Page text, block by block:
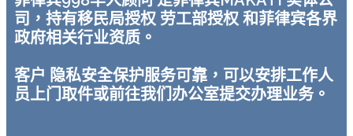
司，持有移民局授权 劳工部授权 和菲律宾各界
政府相关行业资质。
客户 隐私安全保护服务可靠，可以安排工作人
员上门取件或前往我们办公室提交办理业务。